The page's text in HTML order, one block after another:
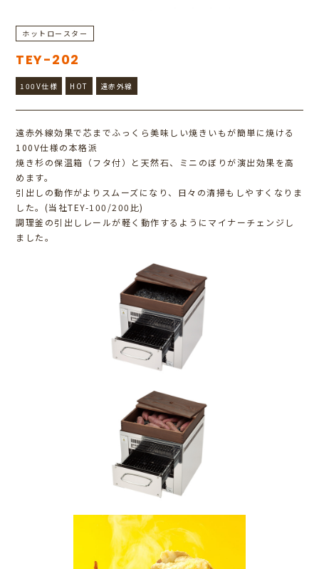
ホットロースター
TEY-202
100V仕様 HOT 遠赤外線
遠赤外線効果で芯までふっくら美味しい焼きいもが簡単に焼ける
100V仕様の本格派
焼き杉の保温箱（フタ付）と天然石、ミニのぼりが演出効果を高
めます。
引出しの動作がよりスムーズになり、日々の清掃もしやすくなりま
した。(当社TEY-100/200比)
調理釜の引出しレールが軽く動作するようにマイナーチェンジし
ました。